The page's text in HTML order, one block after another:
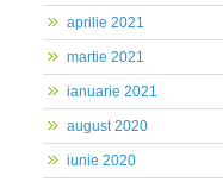
aprilie 2021
martie 2021
ianuarie 2021
august 2020
iunie 2020